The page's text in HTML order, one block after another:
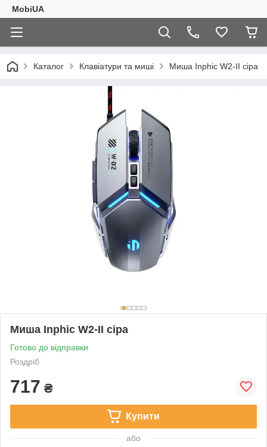
MobiUA
Каталог Клавіатури та миші Миша Inphic W2-II сіра
Миша Inphic W2-II сіра
Готово до відправки
Роздріб
717 ₴
Купити
або